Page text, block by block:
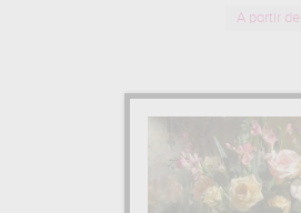
A partir de